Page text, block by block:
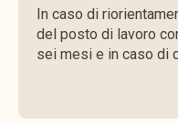
In caso di
del posto di lavoro
sei mesi e in caso di